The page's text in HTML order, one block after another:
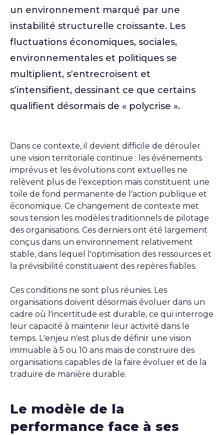
un environnement marqué par une
instabilité structurelle croissante. Les
fluctuations économiques, sociales,
environnementales et politiques se
multiplient, s’entrecroisent et
s’intensifient, dessinant ce que certains
qualifient désormais de « polycrise ».
Dans ce contexte, il devient difficile de dérouler
une vision territoriale continue : les événements
imprévus et les évolutions cont extuelles ne
relèvent plus de l’exception mais constituent une
toile de fond permanente de l’action publique et
économique. Ce changement de contexte met
sous tension les modèles traditionnels de pilotage
des organisations. Ces derniers ont été largement
conçus dans un environnement relativement
stable, dans lequel l’optimisation des ressources et
la prévisibilité constituaient des repères fiables.
Ces conditions ne sont plus réunies. Les
organisations doivent désormais évoluer dans un
cadre où l’incertitude est durable, ce qui interroge
leur capacité à maintenir leur activité dans le
temps. L’enjeu n’est plus de définir une vision
immuable à 5 ou 10 ans mais de construire des
organisations capables de la faire évoluer et de la
traduire de manière durable.
Le modèle de la
performance face à ses